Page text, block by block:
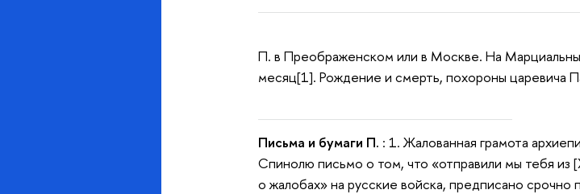
П. в Преображенском или в Москве. На
месяц[1]. Рождение и смерть, похороны царевича
Письма и бумаги П. : 1. Жалованная грамота
Спинолю письмо о том, что «отправили мы тебя
о жалобах» на русские войска, предписано